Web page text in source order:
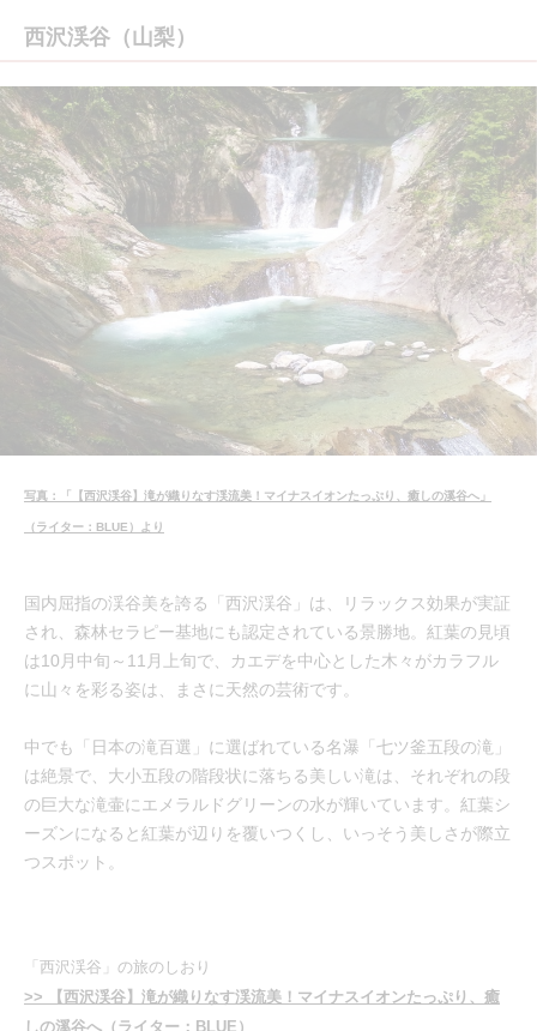
西沢渓谷（山梨）
写真：「【西沢渓谷】滝が織りなす渓流美！マイナスイオンたっぷり、癒しの溪谷へ」
（ライター：BLUE）より
国内屈指の渓谷美を誇る「西沢渓谷」は、リラックス効果が実証
され、森林セラピー基地にも認定されている景勝地。紅葉の見頃
は10月中旬～11月上旬で、カエデを中心とした木々がカラフル
に山々を彩る姿は、まさに天然の芸術です。
中でも「日本の滝百選」に選ばれている名瀑「七ツ釜五段の滝」
は絶景で、大小五段の階段状に落ちる美しい滝は、それぞれの段
の巨大な滝壷にエメラルドグリーンの水が輝いています。紅葉シ
ーズンになると紅葉が辺りを覆いつくし、いっそう美しさが際立
つスポット。
「西沢渓谷」の旅のしおり
>> 【西沢渓谷】滝が織りなす渓流美！マイナスイオンたっぷり、癒
しの溪谷へ（ライター：BLUE）